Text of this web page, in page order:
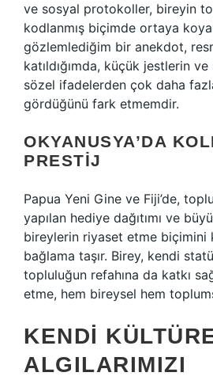
ve sosyal protokoller, bireyin
kodlanmış biçimde ortaya
gözlemlediğim bir anekdot,
katıldığımda, küçük jestlerin
sözel ifadelerden çok daha
gördüğünü fark etmemdir.
OKYANUSYA’DA
PRESTIJ
Papua Yeni Gine ve Fiji’de,
yapılan hediye dağıtımı ve
bireylerin riyaset etme
bağlama taşır. Birey, kendi
topluluğun refahına da katkı
etme, hem bireysel hem
KENDI
ALGILARIMIZI